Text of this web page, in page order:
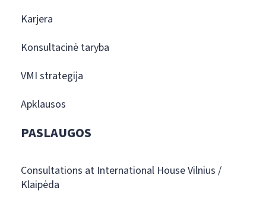
Karjera
Konsultacinė taryba
VMI strategija
Apklausos
PASLAUGOS
Consultations at International House Vilnius /
Klaipėda